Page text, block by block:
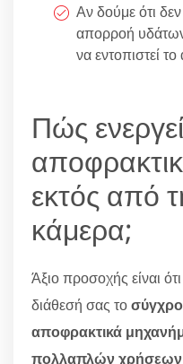
Αν δούμε ότι δεν
απορροή
να εντοπιστεί
Πώς
εκτός από
κάμερα;
Άξιο προσοχής είναι
διάθεσή σας το
αποφρακτικά
πολλαπλών χρήσεων